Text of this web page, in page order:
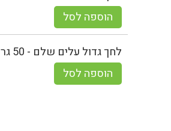
הוספה לסל
לחך גדול עלים שלם - 50 גר
הוספה לסל